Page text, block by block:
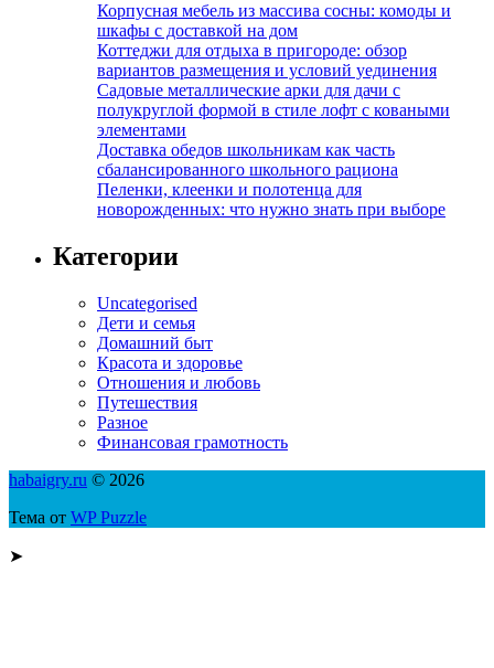
Корпусная мебель из массива сосны: комоды и
шкафы с доставкой на дом
Коттеджи для отдыха в пригороде: обзор
вариантов размещения и условий уединения
Садовые металлические арки для дачи с
полукруглой формой в стиле лофт с коваными
элементами
Доставка обедов школьникам как часть
сбалансированного школьного рациона
Пеленки, клеенки и полотенца для
новорожденных: что нужно знать при выборе
Категории
Uncategorised
Дети и семья
Домашний быт
Красота и здоровье
Отношения и любовь
Путешествия
Разное
Финансовая грамотность
habaigry.ru © 2026
Тема от WP Puzzle
➤